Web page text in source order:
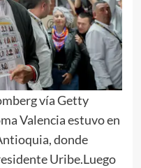
vía Getty
Valencia estuvo en
donde
Uribe.Luego